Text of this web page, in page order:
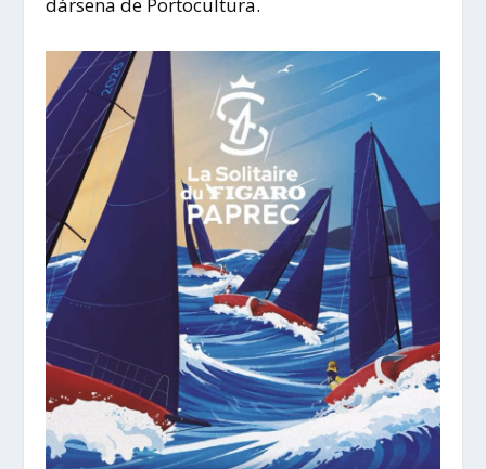
dársena de Portocultura.